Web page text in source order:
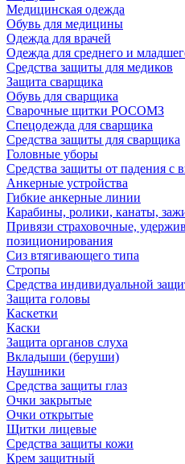
Медицинская одежда
Обувь для медицины
Одежда для врачей
Одежда для среднего и
Средства защиты для медиков
Защита сварщика
Обувь для сварщика
Сварочные щитки РОСОМЗ
Спецодежда для сварщика
Средства защиты для сварщика
Головные уборы
Средства защиты от падения с
Анкерные устройства
Гибкие анкерные линии
Карабины, ролики, канаты,
Привязи страховочные,
позиционирования
Сиз втягивающего типа
Стропы
Средства индивидуальной
Защита головы
Каскетки
Каски
Защита органов слуха
Вкладыши (беруши)
Наушники
Средства защиты глаз
Очки закрытые
Очки открытые
Щитки лицевые
Средства защиты кожи
Крем защитный